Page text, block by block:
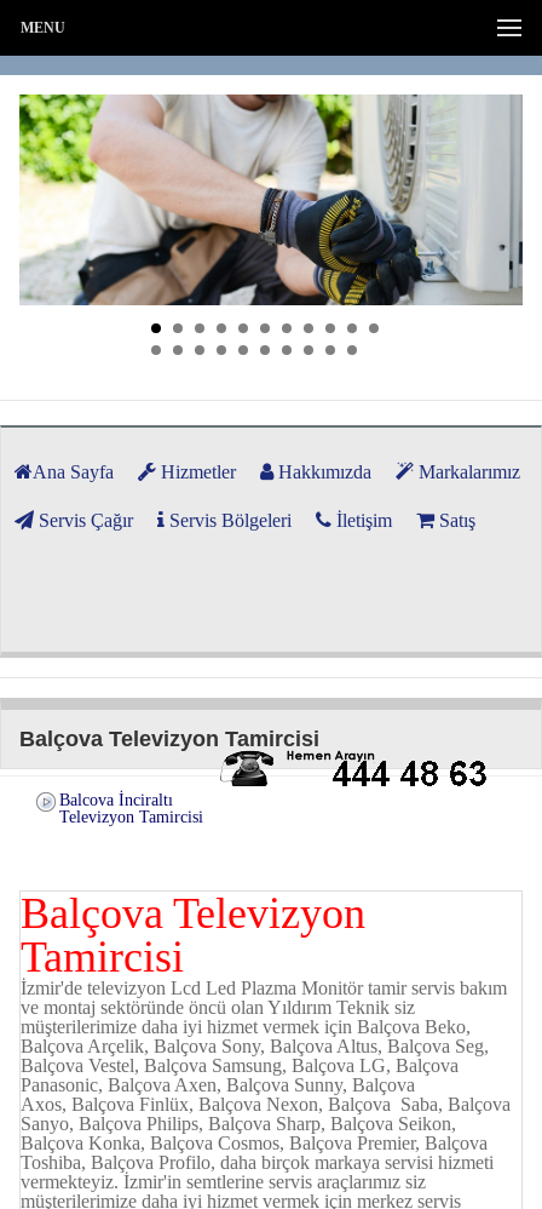
MENU
Ana Sayfa Hizmetler Hakkımızda Markalarımız
Servis Çağır Servis Bölgeleri İletişim Satış
Balçova Televizyon Tamircisi
Balcova İnciraltı
Televizyon Tamircisi
Balçova Televizyon
Tamircisi
İzmir'de televizyon Lcd Led Plazma Monitör tamir servis bakım
ve montaj sektöründe öncü olan Yıldırım Teknik siz
müşterilerimize daha iyi hizmet vermek için Balçova Beko,
Balçova Arçelik, Balçova Sony, Balçova Altus, Balçova Seg,
Balçova Vestel, Balçova Samsung, Balçova LG, Balçova
Panasonic, Balçova Axen, Balçova Sunny, Balçova
Axos, Balçova Finlüx, Balçova Nexon, Balçova Saba, Balçova
Sanyo, Balçova Philips, Balçova Sharp, Balçova Seikon,
Balçova Konka, Balçova Cosmos, Balçova Premier, Balçova
Toshiba, Balçova Profilo, daha birçok markaya servisi hizmeti
vermekteyiz. İzmir'in semtlerine servis araçlarımız siz
müşterilerimize daha iyi hizmet vermek için merkez servis